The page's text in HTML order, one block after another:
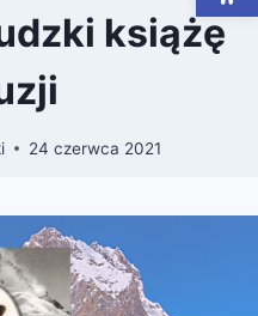
książę
24 czerwca 2021